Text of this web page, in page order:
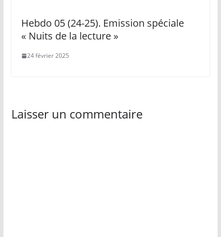
Hebdo 05 (24-25). Emission spéciale
« Nuits de la lecture »
24 février 2025
Laisser un commentaire